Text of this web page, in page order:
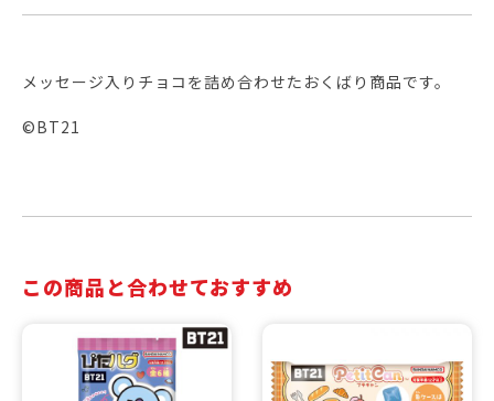
メッセージ入りチョコを詰め合わせたおくばり商品です。
©BT21
この商品と合わせておすすめ